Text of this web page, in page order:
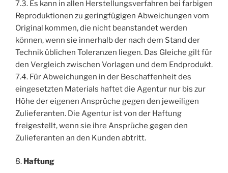
7.3. Es kann in allen Herstellungsverfahren bei farbigen
Reproduktionen zu geringfügigen Abweichungen vom
Original kommen, die nicht beanstandet werden
können, wenn sie innerhalb der nach dem Stand der
Technik üblichen Toleranzen liegen. Das Gleiche gilt für
den Vergleich zwischen Vorlagen und dem Endprodukt.
7.4. Für Abweichungen in der Beschaffenheit des
eingesetzten Materials haftet die Agentur nur bis zur
Höhe der eigenen Ansprüche gegen den jeweiligen
Zulieferanten. Die Agentur ist von der Haftung
freigestellt, wenn sie ihre Ansprüche gegen den
Zulieferanten an den Kunden abtritt.
8. Haftung